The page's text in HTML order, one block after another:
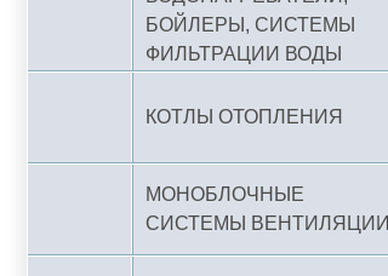
БОЙЛЕРЫ, СИСТЕМЫ
ФИЛЬТРАЦИИ ВОДЫ
КОТЛЫ ОТОПЛЕНИЯ
МОНОБЛОЧНЫЕ
СИСТЕМЫ ВЕНТИЛЯЦИИ